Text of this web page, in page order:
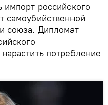
российского
самоубийственной
союза. Дипломат
потребление